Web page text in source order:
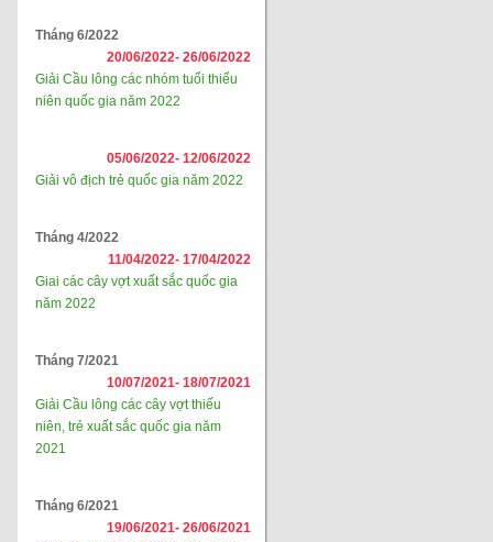
Tháng 6/2022
20/06/2022- 26/06/2022
Giải Cầu lông các nhóm tuổi thiếu
niên quốc gia năm 2022
05/06/2022- 12/06/2022
Giải vô địch trẻ quốc gia năm 2022
Tháng 4/2022
11/04/2022- 17/04/2022
Giai các cây vợt xuất sắc quốc gia
năm 2022
Tháng 7/2021
10/07/2021- 18/07/2021
Giải Cầu lông các cây vợt thiếu
niên, trẻ xuất sắc quốc gia năm
2021
Tháng 6/2021
19/06/2021- 26/06/2021